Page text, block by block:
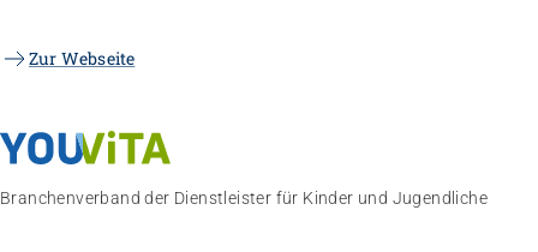
Zur Webseite
Branchenverband der Dienstleister für Kinder und Jugendliche